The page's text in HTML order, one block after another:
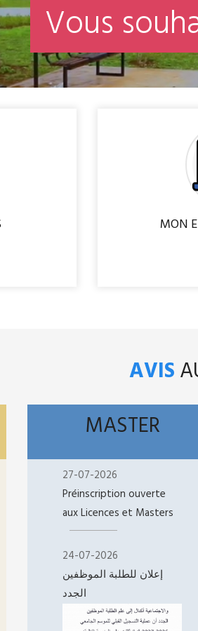
Vous souh
MON
AVIS
MASTER
27-07-2026
Préinscription ouverte
aux Licences et Masters
24-07-2026
إعلان للطلبة الموظفين
الجدد